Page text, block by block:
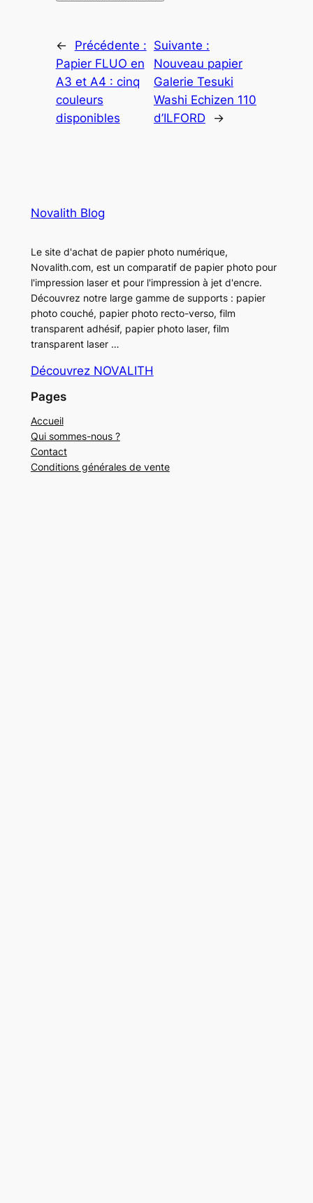
←
Précédente :
Papier FLUO en
A3 et A4 : cinq
couleurs
disponibles
Suivante :
Nouveau papier
Galerie Tesuki
Washi Echizen 110
d’ILFORD
→
Novalith Blog
Le site d'achat de papier photo numérique,
Novalith.com, est un comparatif de papier photo pour
l'impression laser et pour l'impression à jet d'encre.
Découvrez notre large gamme de supports : papier
photo couché, papier photo recto-verso, film
transparent adhésif, papier photo laser, film
transparent laser …
Découvrez NOVALITH
Pages
Accueil
Qui sommes-nous ?
Contact
Conditions générales de vente